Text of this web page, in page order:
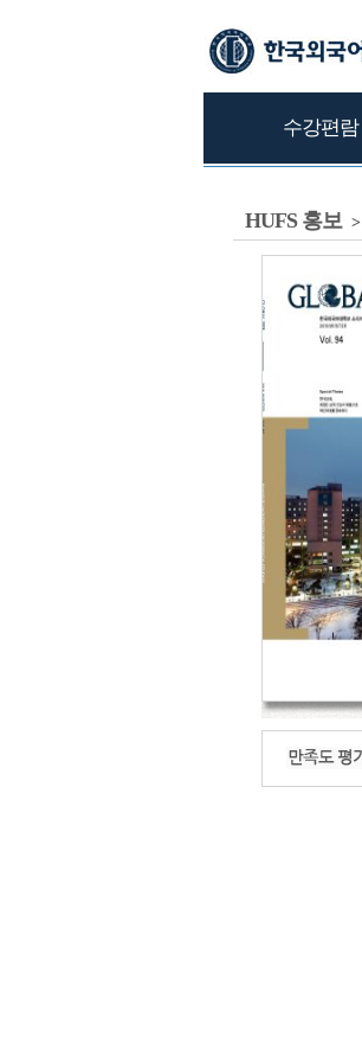
수강편람
HUFS 홍보 >